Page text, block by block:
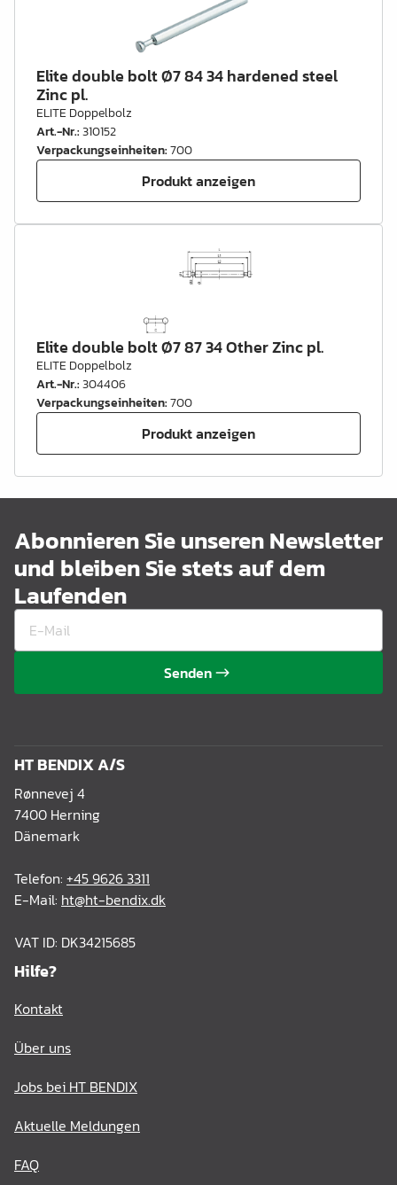
Elite double bolt Ø7 84 34 hardened steel
Zinc pl.
ELITE Doppelbolz
Art.-Nr.:310152
Verpackungseinheiten:700
Produkt anzeigen
Elite double bolt Ø7 87 34 Other Zinc pl.
ELITE Doppelbolz
Art.-Nr.:304406
Verpackungseinheiten:700
Produkt anzeigen
Abonnieren Sie unseren Newsletter
und bleiben Sie stets auf dem
Laufenden
Senden
HT BENDIX A/S
Rønnevej 4
7400 Herning
Dänemark
Telefon: +45 9626 3311
E-Mail: ht@ht-bendix.dk
VAT ID: DK34215685
Hilfe?
Kontakt
Über uns
Jobs bei HT BENDIX
Aktuelle Meldungen
FAQ